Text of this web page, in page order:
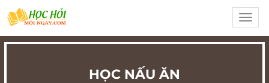
HỌC NẤU ĂN